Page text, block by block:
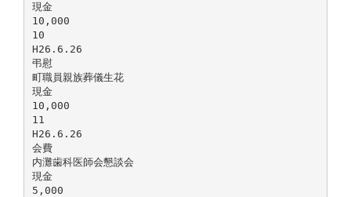
現金
10,000
10
H26.6.26
弔慰
町職員親族葬儀生花
現金
10,000
11
H26.6.26
会費
内灘歯科医師会懇談会
現金
5,000